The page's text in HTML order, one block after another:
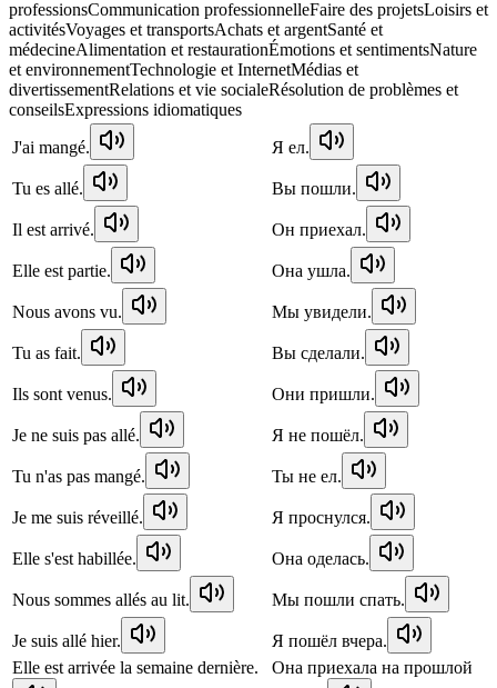
professionsCommunication professionnelleFaire des projetsLoisirs et
activitésVoyages et transportsAchats et argentSanté et
médecineAlimentation et restaurationÉmotions et sentimentsNature
et environnementTechnologie et InternetMédias et
divertissementRelations et vie socialeRésolution de problèmes et
conseilsExpressions idiomatiques
J'ai mangé.
Я ел.
Tu es allé. Вы пошли.
Il est arrivé. Он приехал.
Elle est partie. Она ушла.
Nous avons vu. Мы увидели.
Tu as fait. Вы сделали.
Ils sont venus. Они пришли.
Je ne suis pas allé. Я не пошёл.
Tu n'as pas mangé. Ты не ел.
Je me suis réveillé. Я проснулся.
Elle s'est habillée. Она оделась.
Nous sommes allés au lit. Мы пошли спать.
Je suis allé hier.
Я пошёл вчера.
Elle est arrivée la semaine dernière.
Она приехала на прошлой